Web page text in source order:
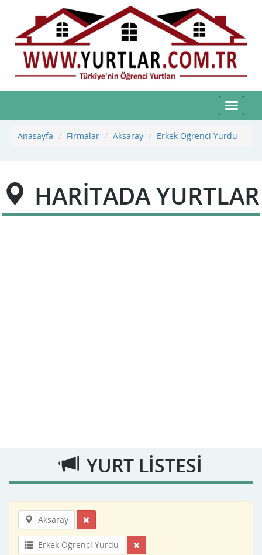
Toggle
Anasayfa
Firmalar Aksaray Erkek Öğrenci Yurdu
HARİTADA YURTLAR
YURT LİSTESİ
Aksaray
Erkek Öğrenci Yurdu